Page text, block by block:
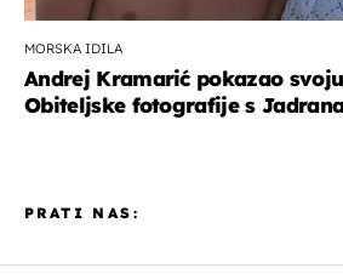
MORSKA IDILA
Andrej Kramarić pokazao
Obiteljske fotografije s
PRATI NAS: